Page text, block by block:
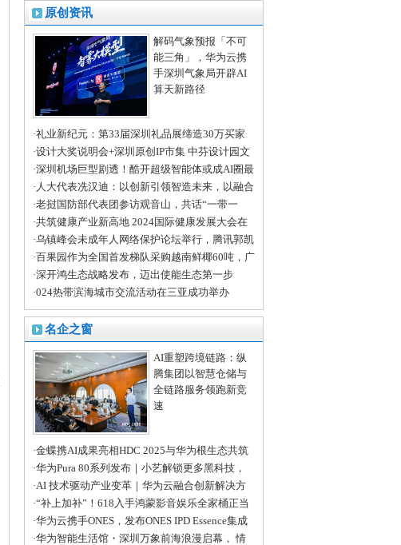
原创资讯
解码气象预报「不可
能三角」，华为云携
手深圳气象局开辟AI
算天新路径
·礼业新纪元：第33届深圳礼品展缔造30万买家
的全球商贸盛宴
·设计大奖说明会+深圳原创IP市集 中芬设计园文
博会分会场亮点纷呈
·深圳机场巨型剧透！酷开超级智能体或成AI圈最
大变量
· 人大代表冼汉迪：以创新引领智造未来，以融合
共进发展新质生产力
·老挝国防部代表团参访观音山，共话“一带一
路”新发展
·共筑健康产业新高地 2024国际健康发展大会在
长沙举行
·乌镇峰会未成年人网络保护论坛举行，腾讯郭凯
天：多方共治护航未成年人成长
·百果园作为全国首发梯队采购越南鲜椰60吨，广
深门店开售在即
·深开鸿生态战略发布，迈出使能生态第一步
·024热带滨海城市交流活动在三亚成功举办
名企之窗
AI重塑跨境链路：纵
腾集团以智慧仓储与
全链路服务领跑新竞
速
·金蝶携AI成果亮相HDC 2025与华为根生态共筑
AI新未来
·华为Pura 80系列发布｜小艺解锁更多黑科技，
边看边聊边思考
·AI 技术驱动产业变革｜华为云融合创新解决方
案，助力龙岗工业智能化升级
·“补上加补”！618入手鸿蒙影音娱乐全家桶正当
时
·华为云携手ONES，发布ONES IPD Essence集成
产品研发精要解决方案
·华为智能生活馆・深圳万象前海浪漫启幕， 情